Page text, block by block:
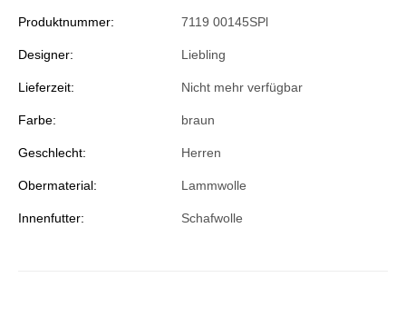
Produktnummer: 7119 00145SPl
Designer: Liebling
Lieferzeit: Nicht mehr verfügbar
Farbe: braun
Geschlecht: Herren
Obermaterial: Lammwolle
Innenfutter: Schafwolle